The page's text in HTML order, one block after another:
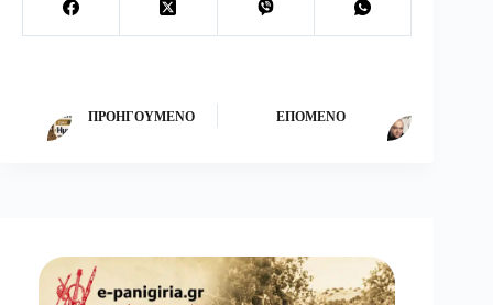
ΠΡΟΗΓΟΎΜΕΝΟ ΕΠΌΜΕΝΟ